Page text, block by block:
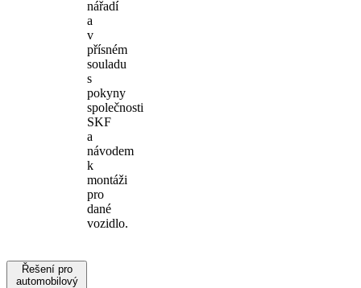
nářadí
a
v
přísném
souladu
s
pokyny
společnosti
SKF
a
návodem
k
montáži
pro
dané
vozidlo.
Řešení pro
automobilový